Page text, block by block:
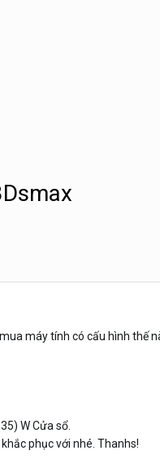
máy tính có cấu hình thế
W Cửa sổ.
phục với nhé. Thanhs!